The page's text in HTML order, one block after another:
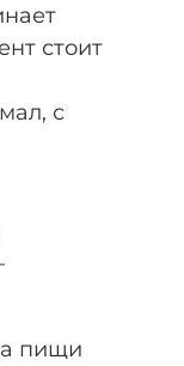
стоит
с
пищи